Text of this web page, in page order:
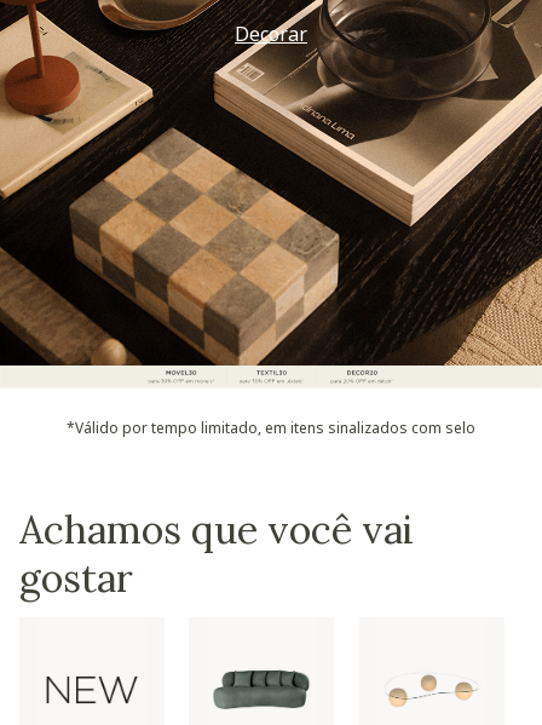
Decorar
*Válido por tempo limitado, em itens sinalizados com selo
Achamos que você vai
gostar